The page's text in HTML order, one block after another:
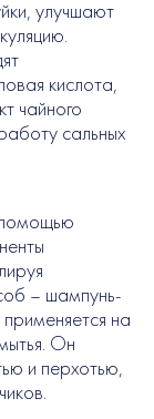
улучшают
кислота,
чайного
сальных
– шампунь-
на
Он
и перхотью,